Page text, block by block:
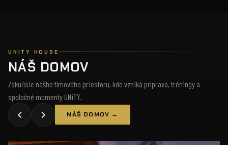
UNITY HOUSE
NÁŠ DOMOV
Zákulisie nášho tímového priestoru, kde vzniká príprava, tréningy a
spoločné momenty UNiTY.
NÁŠ DOMOV →